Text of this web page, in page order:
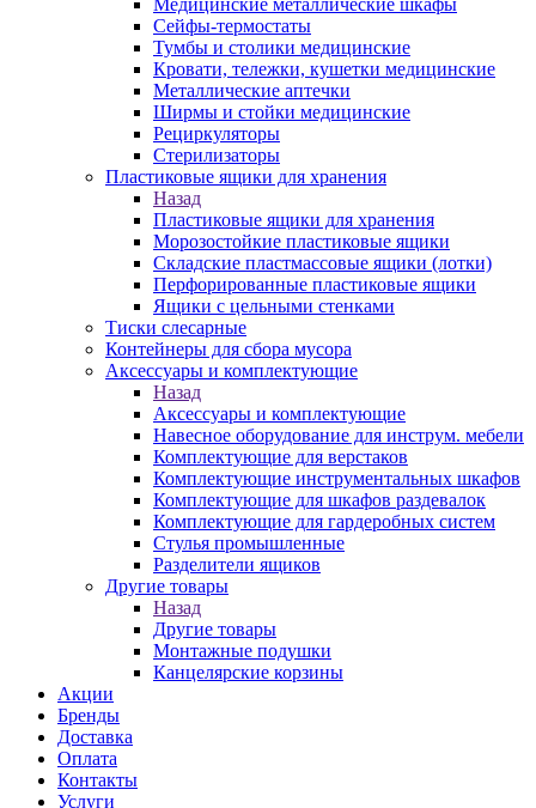
Медицинские металлические шкафы
Сейфы-термостаты
Тумбы и столики медицинские
Кровати, тележки, кушетки медицинские
Металлические аптечки
Ширмы и стойки медицинские
Рециркуляторы
Стерилизаторы
Пластиковые ящики для хранения
Назад
Пластиковые ящики для хранения
Морозостойкие пластиковые ящики
Складские пластмассовые ящики (лотки)
Перфорированные пластиковые ящики
Ящики с цельными стенками
Тиски слесарные
Контейнеры для сбора мусора
Аксессуары и комплектующие
Назад
Аксессуары и комплектующие
Навесное оборудование для инструм. мебели
Комплектующие для верстаков
Комплектующие инструментальных шкафов
Комплектующие для шкафов раздевалок
Комплектующие для гардеробных систем
Стулья промышленные
Разделители ящиков
Другие товары
Назад
Другие товары
Монтажные подушки
Канцелярские корзины
Акции
Бренды
Доставка
Оплата
Контакты
Услуги